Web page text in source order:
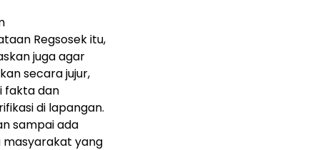
Regsosek itu,
juga agar
secara jujur,
fakta dan
di lapangan.
sampai ada
masyarakat yang